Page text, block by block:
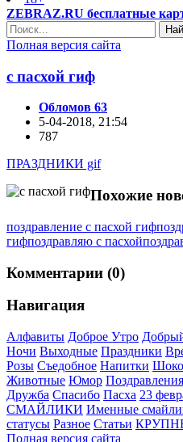
ZEBRAZ.RU бесплатные
Полная версия сайта
с пасхой гиф
Обломов 63
5-04-2018, 21:54
787
ПРАЗДНИКИ gif
Похожие
поздравление с пасхой гиф
гифпоздравляю с пасхой
Комментарии (0)
Навигация
Алфавиты Доброе Утро
Ночи Выходные Праздники
Розы Съедобное Напитки
Животные Юмор
Дружба Спасибо Пасха 23
СМАЙЛИКИ Именные
статусы Разное Cтатьи
Полная версия сайта